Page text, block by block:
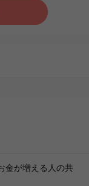
金が増える人の共